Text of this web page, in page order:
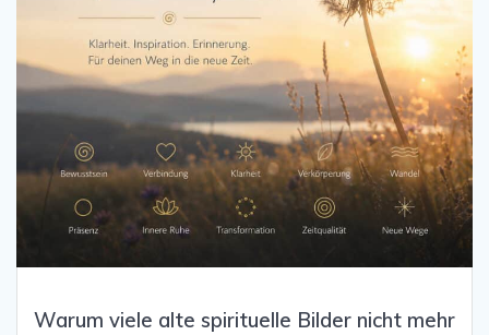
Warum viele alte spirituelle Bilder nicht mehr